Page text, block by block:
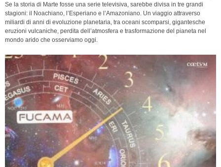
Se la storia di Marte fosse una serie televisiva, sarebbe divisa in tre grandi
stagioni: il Noachiano, l’Esperiano e l’Amazoniano. Un viaggio attraverso
miliardi di anni di evoluzione planetaria, tra oceani scomparsi, gigantesche
eruzioni vulcaniche, perdita dell’atmosfera e trasformazione del pianeta nel
mondo arido che osserviamo oggi.